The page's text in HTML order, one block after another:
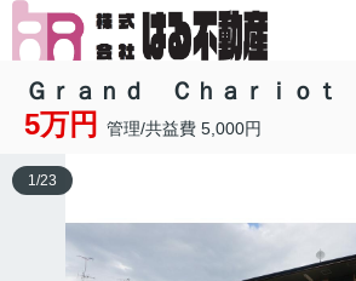
Ｇｒａｎｄ Ｃｈａｒｉｏｔ
5万円 管理/共益費 5,000円
1/23